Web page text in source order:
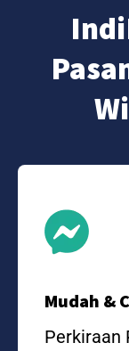
Mudah &
Perkiraan